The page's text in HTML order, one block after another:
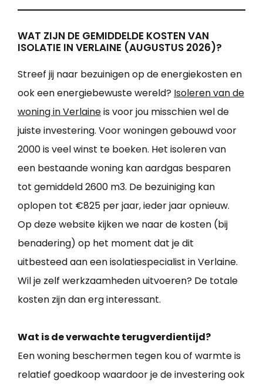
WAT ZIJN DE GEMIDDELDE KOSTEN VAN
ISOLATIE IN VERLAINE (AUGUSTUS 2026)?
Streef jij naar bezuinigen op de energiekosten en
ook een energiebewuste wereld? Isoleren van de
woning in Verlaineis voor jou misschien wel de
juiste investering. Voor woningen gebouwd voor
2000 is veel winst te boeken. Het isoleren van
een bestaande woning kan aardgas besparen
tot gemiddeld 2600 m3. De bezuiniging kan
oplopen tot €825 per jaar, ieder jaar opnieuw.
Op deze website kijken we naar de kosten (bij
benadering) op het moment dat je dit
uitbesteed aan een isolatiespecialist in Verlaine.
Wil je zelf werkzaamheden uitvoeren? De totale
kosten zijn dan erg interessant.
Wat is de verwachte terugverdientijd?
Een woning beschermen tegen kou of warmte is
relatief goedkoop waardoor je de investering ook